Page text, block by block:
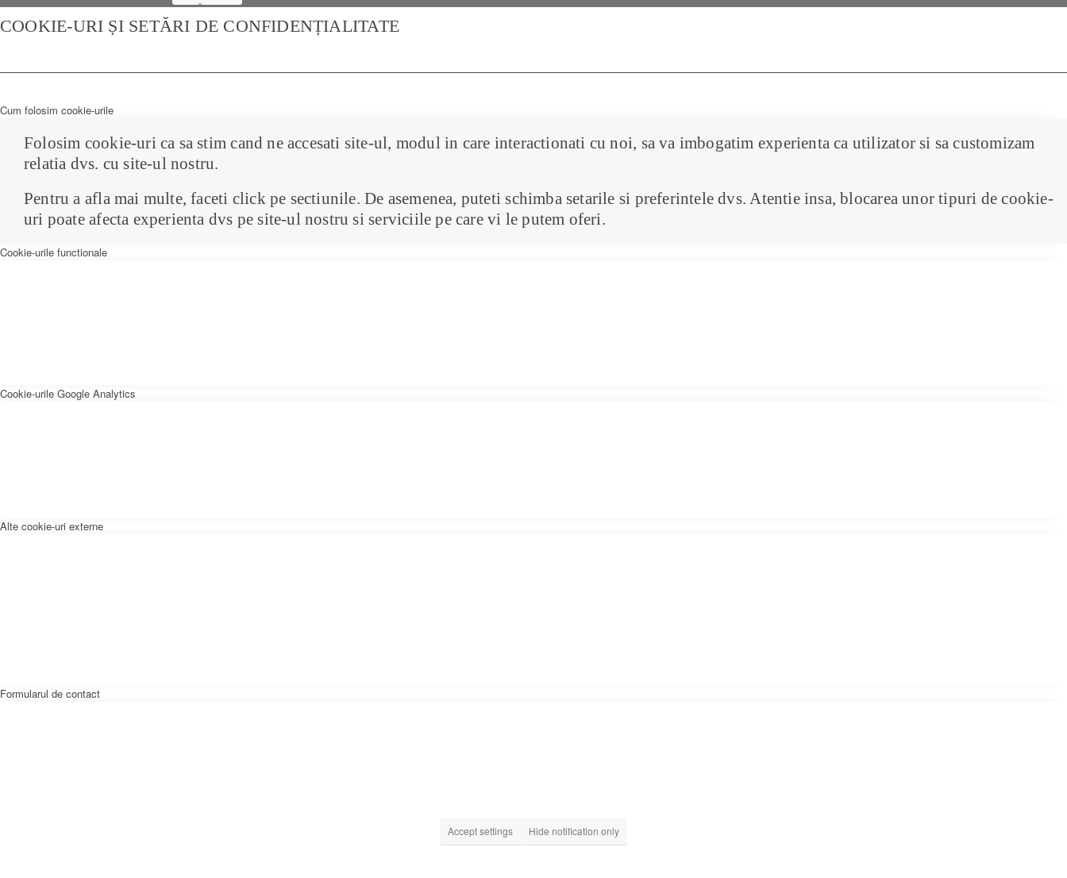
COOKIE-URI ȘI SETĂRI DE CONFIDENȚIALITATE
Cum folosim cookie-urile
Folosim cookie-uri ca sa stim cand ne accesati site-ul, modul in care interactionati cu noi, sa va imbogatim experienta ca utilizator si sa customizam
relatia dvs. cu site-ul nostru.
Pentru a afla mai multe, faceti click pe sectiunile. De asemenea, puteti schimba setarile si preferintele dvs. Atentie insa, blocarea unor tipuri de cookie-
uri poate afecta experienta dvs pe site-ul nostru si serviciile pe care vi le putem oferi.
Cookie-urile functionale
Cookie-urile Google Analytics
Alte cookie-uri externe
Formularul de contact
Accept settings Hide notification only